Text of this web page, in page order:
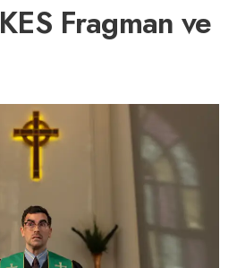
Fragman ve